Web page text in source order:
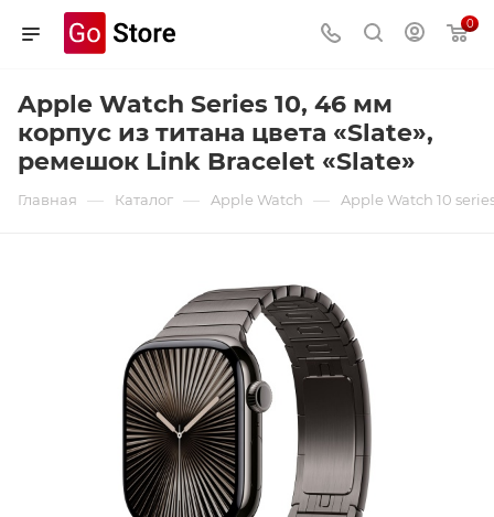
0
Apple Watch Series 10, 46 мм
корпус из титана цвета «Slate»,
ремешок Link Bracelet «Slate»
Главная — Каталог — Apple Watch — Apple Watch 10